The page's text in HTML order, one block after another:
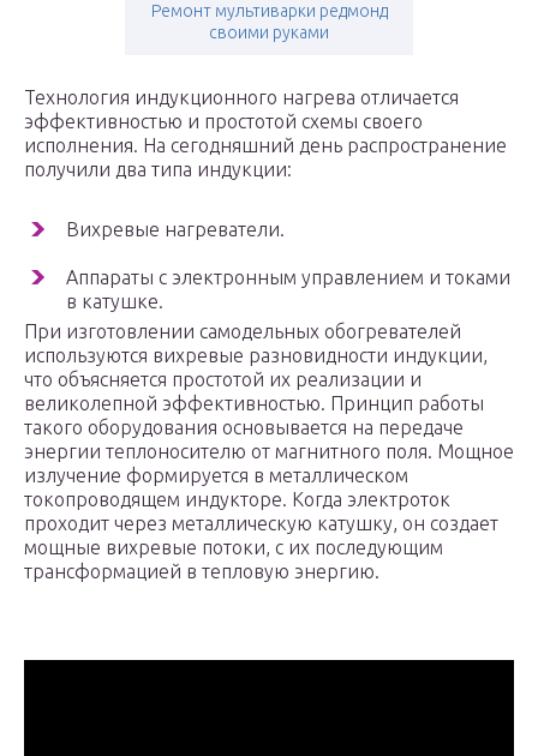
Ремонт мультиварки редмонд
своими руками
Технология индукционного нагрева отличается
эффективностью и простотой схемы своего
исполнения. На сегодняшний день распространение
получили два типа индукции:
Вихревые нагреватели.
Аппараты с электронным управлением и токами
в катушке.
При изготовлении самодельных обогревателей
используются вихревые разновидности индукции,
что объясняется простотой их реализации и
великолепной эффективностью. Принцип работы
такого оборудования основывается на передаче
энергии теплоносителю от магнитного поля. Мощное
излучение формируется в металлическом
токопроводящем индукторе. Когда электроток
проходит через металлическую катушку, он создает
мощные вихревые потоки, с их последующим
трансформацией в тепловую энергию.